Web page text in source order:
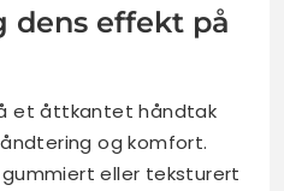
dens effekt på
et åttkantet håndtak
og komfort.
eller teksturert